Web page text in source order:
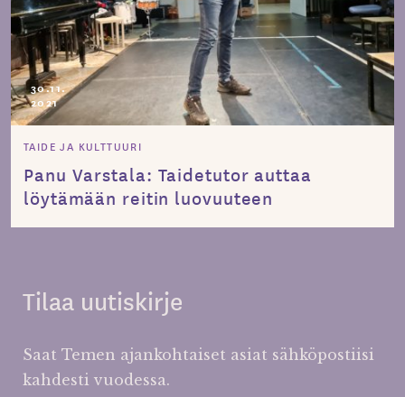
30.11.
2021
TAIDE JA KULTTUURI
Panu Varstala: Taidetutor auttaa
löytämään reitin luovuuteen
Tilaa uutiskirje
Saat Temen ajankohtaiset asiat sähköpostiisi
kahdesti vuodessa.